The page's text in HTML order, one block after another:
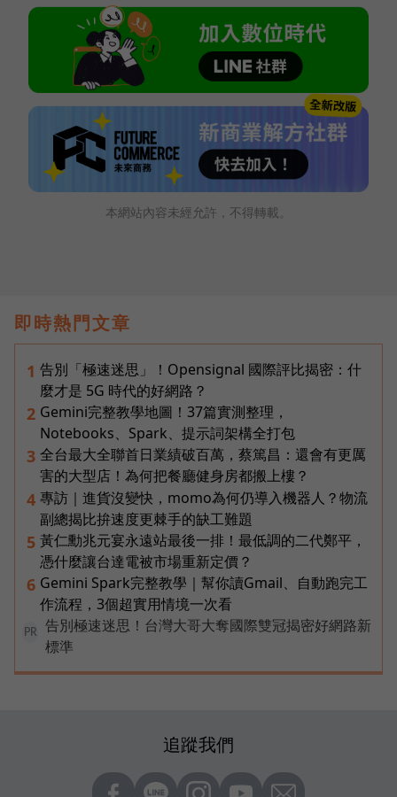
本網站內容未經允許，不得轉載。
即時熱門文章
1 告別「極速迷思」！Opensignal 國際評比揭密：什
麼才是 5G 時代的好網路？
2 Gemini完整教學地圖！37篇實測整理，
Notebooks、Spark、提示詞架構全打包
3 全台最大全聯首日業績破百萬，蔡篤昌：還會有更厲
害的大型店！為何把餐廳健身房都搬上樓？
4 專訪｜進貨沒變快，momo為何仍導入機器人？物流
副總揭比拚速度更棘手的缺工難題
5 黃仁勳兆元宴永遠站最後一排！最低調的二代鄭平，
憑什麼讓台達電被市場重新定價？
6 Gemini Spark完整教學｜幫你讀Gmail、自動跑完工
作流程，3個超實用情境一次看
PR
告別極速迷思！台灣大哥大奪國際雙冠揭密好網路新
標準
追蹤我們